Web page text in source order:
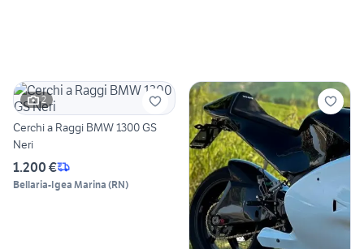
2
Cerchi a Raggi BMW 1300 GS
Neri
1.200 €
Bellaria-Igea Marina (RN)